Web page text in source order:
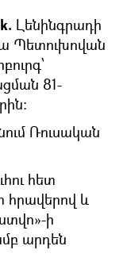
Լենինգրադի
Պետուխովան
81-
Ռուսական
հետ
հրավերով և
ի
արդեն